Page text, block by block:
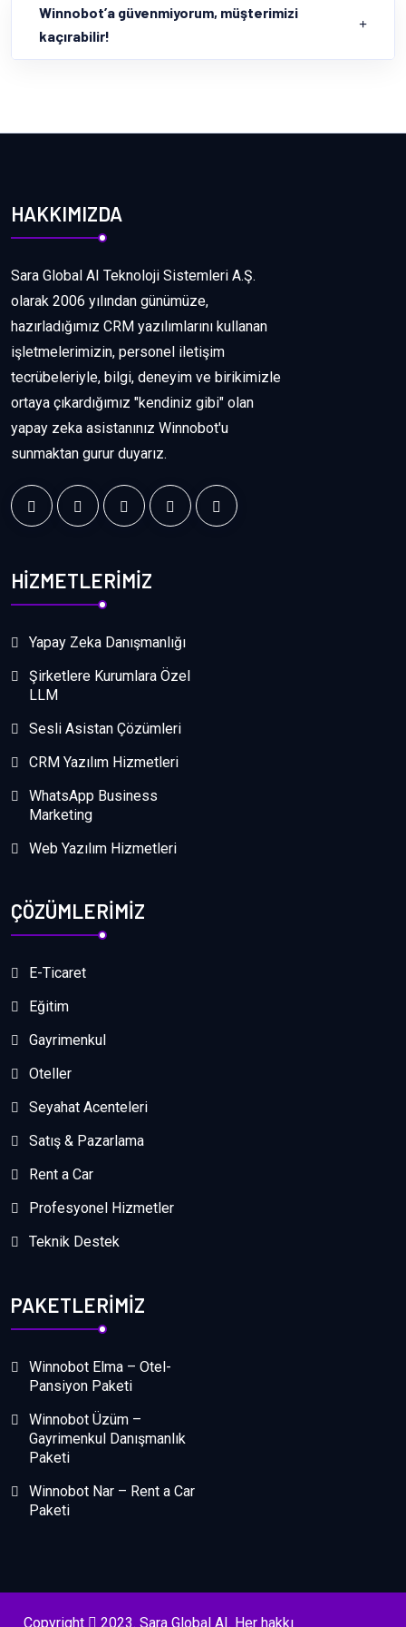
Winnobot’a güvenmiyorum, müşterimizi
kaçırabilir!
HAKKIMIZDA
Sara Global AI Teknoloji Sistemleri A.Ş.
olarak 2006 yılından günümüze,
hazırladığımız CRM yazılımlarını kullanan
işletmelerimizin, personel iletişim
tecrübeleriyle, bilgi, deneyim ve birikimizle
ortaya çıkardığımız "kendiniz gibi" olan
yapay zeka asistanınız Winnobot'u
sunmaktan gurur duyarız.
HİZMETLERİMİZ
Yapay Zeka Danışmanlığı
Şirketlere Kurumlara Özel
LLM
Sesli Asistan Çözümleri
CRM Yazılım Hizmetleri
WhatsApp Business
Marketing
Web Yazılım Hizmetleri
ÇÖZÜMLERİMİZ
E-Ticaret
Eğitim
Gayrimenkul
Oteller
Seyahat Acenteleri
Satış & Pazarlama
Rent a Car
Profesyonel Hizmetler
Teknik Destek
PAKETLERIMIZ
Winnobot Elma – Otel-
Pansiyon Paketi
Winnobot Üzüm –
Gayrimenkul Danışmanlık
Paketi
Winnobot Nar – Rent a Car
Paketi
Copyright
2023. Sara Global AI. Her hakkı